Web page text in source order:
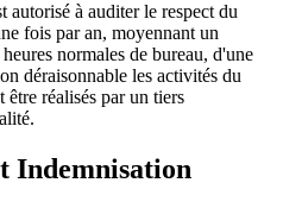
autorisé à auditer le respect du
fois par an, moyennant un
normales de bureau, d'une
déraisonnable les activités du
être réalisés par un tiers
Indemnisation